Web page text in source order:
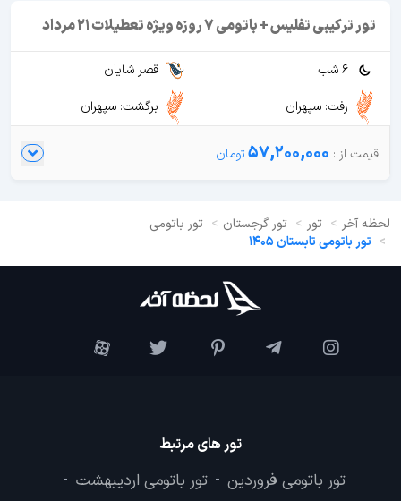
تور ترکیبی تفلیس + باتومی 7 روزه ویژه تعطیلات 21 مرداد
6 شب
قصر شایان
رفت: سپهران
برگشت: سپهران
57,200,000
لحظه آخر تور تور گرجستان
تور باتومی
تور باتومی تابستان 1405
تور های مرتبط
تور باتومی فروردین - تور باتومی اردیبهشت -